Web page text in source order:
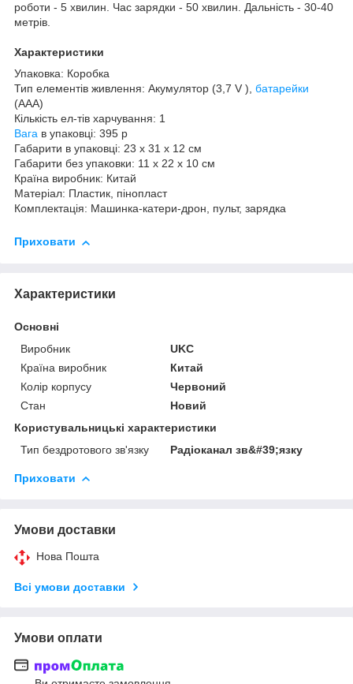
роботи - 5 хвилин. Час зарядки - 50 хвилин. Дальність - 30-40
метрів.
Характеристики
Упаковка: Коробка
Тип елементів живлення: Акумулятор (3,7 V ), батарейки
(ААА)
Кількість ел-тів харчування: 1
Вага в упаковці: 395 р
Габарити в упаковці: 23 x 31 x 12 см
Габарити без упаковки: 11 x 22 x 10 см
Країна виробник: Китай
Матеріал: Пластик, пінопласт
Комплектація: Машинка-катери-дрон, пульт, зарядка
Приховати
Характеристики
Основні
Виробник
UKC
Країна виробник
Китай
Колір корпусу
Червоний
Стан
Новий
Користувальницькі характеристики
Тип бездротового зв'язку
Радіоканал зв&#39;язку
Приховати
Умови доставки
Нова Пошта
Всі умови доставки
Умови оплати